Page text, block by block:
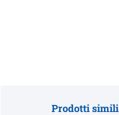
Prodotti simili